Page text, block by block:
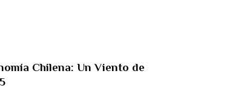
Chilena: Un Viento de